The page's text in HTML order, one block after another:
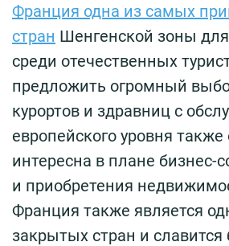
Франция одна из самых
стран Шенгенской зоны
среди отечественных
предложить огромный
курортов и здравниц с
европейского уровня также
интересна в плане бизнес-
и приобретения
Франция также является
закрытых стран и